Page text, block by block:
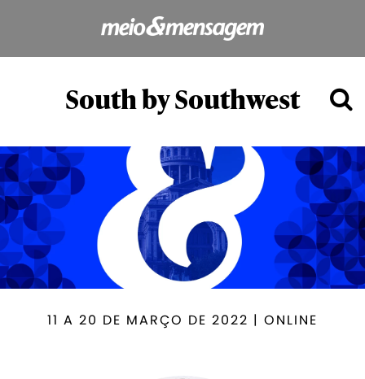
South by Southwest
11 A 20 DE MARÇO DE 2022 | ONLINE